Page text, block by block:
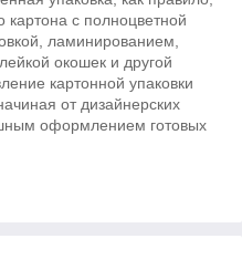
картона с полноцветной
ламинированием,
окошек и другой
картонной упаковки
от дизайнерских
оформлением готовых